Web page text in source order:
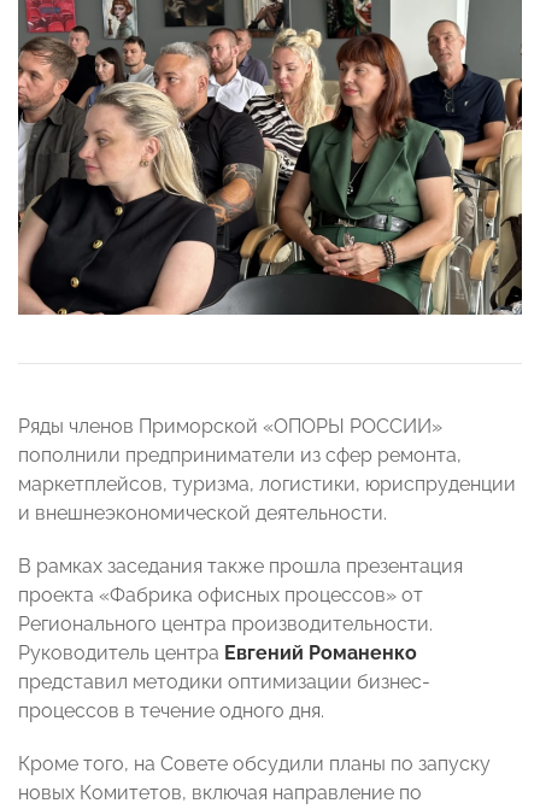
Ряды членов Приморской «ОПОРЫ РОССИИ»
пополнили предприниматели из сфер ремонта,
маркетплейсов, туризма, логистики, юриспруденции
и внешнеэкономической деятельности.
В рамках заседания также прошла презентация
проекта «Фабрика офисных процессов» от
Регионального центра производительности.
Руководитель центра Евгений Романенко
представил методики оптимизации бизнес-
процессов в течение одного дня.
Кроме того, на Совете обсудили планы по запуску
новых Комитетов, включая направление по